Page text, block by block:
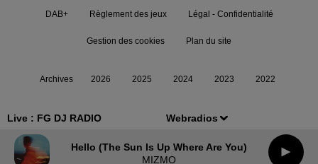
Live : FG DJ RADIO Webradios
Hello (the Sun Is Up Where Are You)
MIZMO
DAB+ Règlement des jeux Légal - Confidentialité
Gestion des cookies Plan du site
Archives 2026 2025 2024 2023 2022